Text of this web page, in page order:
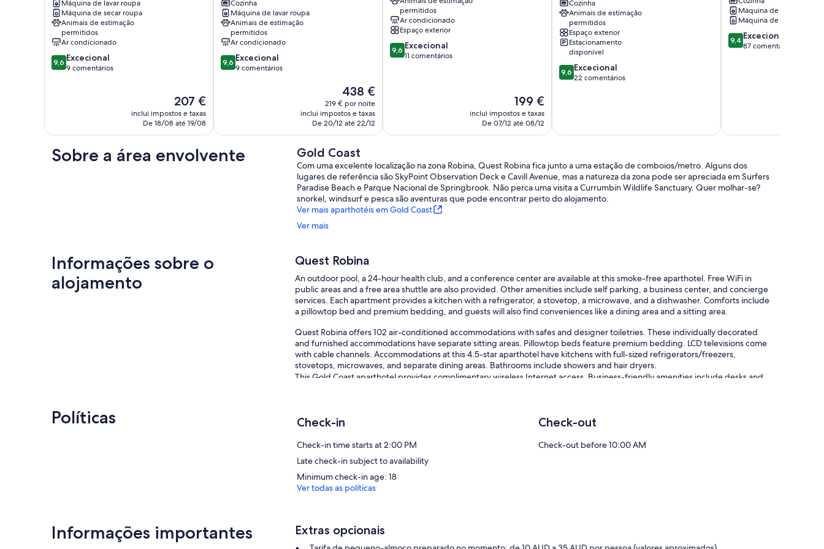
Gardens
North
Tamborine
Máquina de lavar roupa
Máquina de secar roupa
Animais de estimação
permitidos
Ar condicionado
Pontuação
de
10,
9
9,6 Excecional
9 comentários
O
preço
atual
207 €
inclui impostos e taxas
De 18/08 até 19/08
Lux
features
Broadbeach
Waters
Cozinha
Máquina de lavar roupa
Animais de estimação
permitidos
Ar condicionado
Pontuação
de
10,
9
9,6 Excecional
9 comentários
O
preço
atual
é
438 €
438 €
219 € por noite
inclui impostos e taxas
De 20/12 até 22/12
permitidos
Ar condicionado
Espaço exterior
Pontuação
de
Excecional,
9,6 Excecional
11 comentários
O
preço
atual
199 €
inclui impostos e taxas
De 07/12 até 08/12
Houseboat
Experience
Main
Beach
Cozinha
Animais de estimação
permitidos
Espaço exterior
Estacionamento
disponível
Pontuação
de
de
22
comentários
9,6 Excecional
22 comentários
Broadbeach
Waters
Máquina de lavar roupa
Máquina de secar roupa
Pontuação
de
87
9,4 Excecional
87 comentários
Sobre a área envolvente Gold Coast
Com uma excelente localização na zona Robina, Quest Robina fica junto a uma estação de comboios/metro. Alguns dos
lugares de referência são SkyPoint Observation Deck e Cavill Avenue, mas a natureza da zona pode ser apreciada em Surfers
Paradise Beach e Parque Nacional de Springbrook. Não perca uma visita a Currumbin Wildlife Sanctuary. Quer molhar-se?
snorkel, windsurf e pesca são aventuras que pode encontrar perto do alojamento.
Ver mais aparthotéis em Gold Coast
Ver mais
Informações sobre o
alojamento
Quest Robina
An outdoor pool, a 24-hour health club, and a conference center are available at this smoke-free aparthotel. Free WiFi in
public areas and a free area shuttle are also provided. Other amenities include self parking, a business center, and concierge
services. Each apartment provides a kitchen with a refrigerator, a stovetop, a microwave, and a dishwasher. Comforts include
a pillowtop bed and premium bedding, and guests will also find conveniences like a dining area and a sitting area.
Quest Robina offers 102 air-conditioned accommodations with safes and designer toiletries. These individually decorated
and furnished accommodations have separate sitting areas. Pillowtop beds feature premium bedding. LCD televisions come
with cable channels. Accommodations at this 4.5-star aparthotel have kitchens with full-sized refrigerators/freezers,
stovetops, microwaves, and separate dining areas. Bathrooms include showers and hair dryers.
This Gold Coast aparthotel provides complimentary wireless Internet access. Business-friendly amenities include desks and
As infraestruturas de lazer oferecidas por Este aparthotel incluem uma piscina exterior e um health club aberto 24 horas.
Políticas Check-in
Check-in time starts at 2:00 PM
Late check-in subject to availability
Minimum check-in age: 18
Check-out
Check-out before 10:00 AM
Ver todas as políticas
Informações importantes Extras opcionais